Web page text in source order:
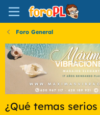
Foro General
¿Qué temas